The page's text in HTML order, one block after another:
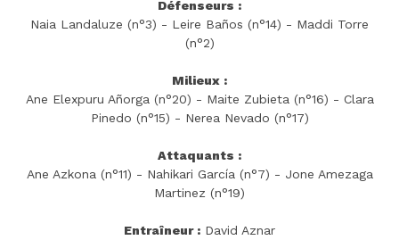
Défenseurs :
Naia Landaluze (n°3) - Leire Baños (n°14) - Maddi Torre
(n°2)
Milieux :
Ane Elexpuru Añorga (n°20) - Maite Zubieta (n°16) - Clara
Pinedo (n°15) - Nerea Nevado (n°17)
Attaquants :
Ane Azkona (n°11) - Nahikari García (n°7) - Jone Amezaga
Martinez (n°19)
Entraîneur : David Aznar